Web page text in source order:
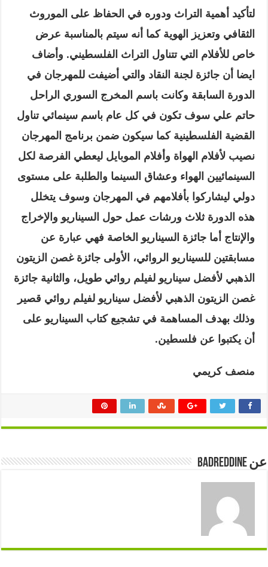
لتأكيد أهمية التراث ودوره في الحفاظ على الموروث
الثقافي وتعزيز الهوية كما أنه سيتم بالمناسبة عرض
خاص للأفلام التي تتناول التراث الفلسطيني. وأضاف
ايضا أن جائزة لجنة النقاد والتي أضيفت للمهرجان في
الدورة السابقة وكانت باسم المخرج السوري الراحل
حاتم علي سوف تكون في كل عام باسم سينمائي تناول
القضية الفلسطينية كما سيكون ضمن برنامج المهرجان
نصيب لأفلام الهواة وأفلام الموبايل ليعطي الفرصة لكل
السينمائيين الهواء وعشاق السينما والطلبة على مستوى
دولي ليشاركوا بأفلامهم في المهرجان وسوف يتخلل
هذه الدورة ثلاث ورشات عمل حول السيناريو والإخراج
والإنتاج أما جائزة السيناريو الخاصة فهي عبارة عن
مسابقتين للسيناريو الروائي، الأولى جائزة غصن الزيتون
الذهبي لأفضل سيناريو لفيلم روائي طويل، والثانية جائزة
غصن الزيتون الذهبي لأفضل سيناريو لفيلم روائي قصير
وذلك بهدف المساهمة في تشجيع كتاب السيناريو على
أن يكتبوا عن فلسطين.
منصف كريمي
عن badreddine